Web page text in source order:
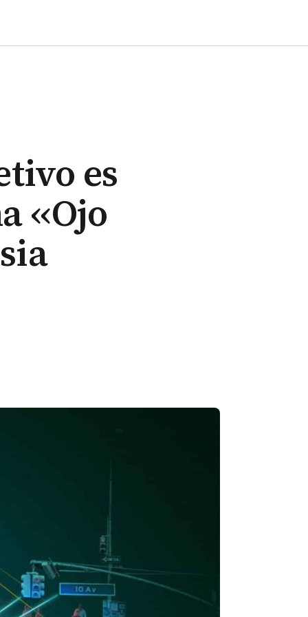
es
‹‹Ojo